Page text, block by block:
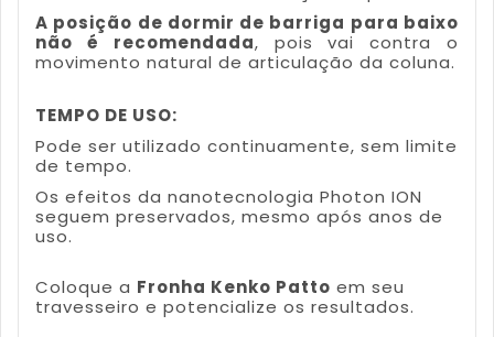
A posição de dormir de barriga para baixo
não é recomendada, pois vai contra o
movimento natural de articulação da coluna.
TEMPO DE USO:
Pode ser utilizado continuamente, sem limite
de tempo.
Os efeitos da nanotecnologia Photon ION
seguem preservados, mesmo após anos de
uso.
Coloque a Fronha Kenko Patto em seu
travesseiro e potencialize os resultados.